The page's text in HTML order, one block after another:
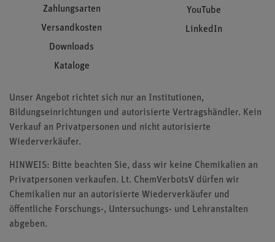
Zahlungsarten
Versandkosten
Downloads
Kataloge
YouTube
LinkedIn
Unser Angebot richtet sich nur an Institutionen,
Bildungseinrichtungen und autorisierte Vertragshändler. Kein
Verkauf an Privatpersonen und nicht autorisierte
Wiederverkäufer.
HINWEIS: Bitte beachten Sie, dass wir keine Chemikalien an
Privatpersonen verkaufen. Lt. ChemVerbotsV dürfen wir
Chemikalien nur an autorisierte Wiederverkäufer und
öffentliche Forschungs-, Untersuchungs- und Lehranstalten
abgeben.